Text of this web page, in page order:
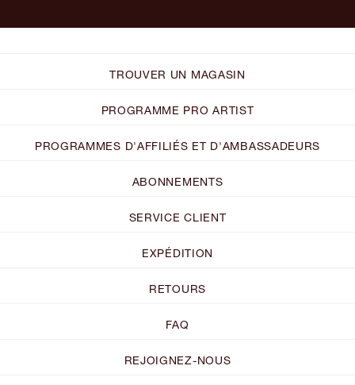
TROUVER UN MAGASIN
PROGRAMME PRO ARTIST
PROGRAMMES D'AFFILIÉS ET D'AMBASSADEURS
ABONNEMENTS
SERVICE CLIENT
EXPÉDITION
RETOURS
FAQ
REJOIGNEZ-NOUS